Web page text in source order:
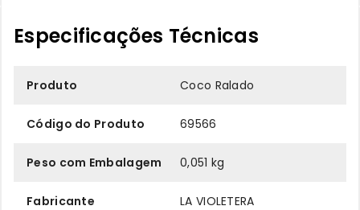
Especificações Técnicas
Produto Coco Ralado
Código do Produto 69566
Peso com Embalagem 0,051 kg
Fabricante LA VIOLETERA